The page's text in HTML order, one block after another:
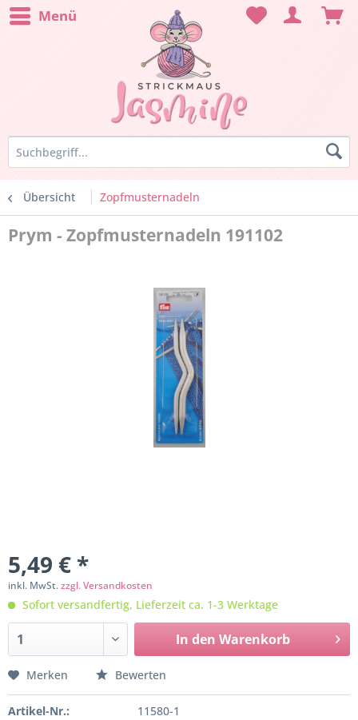
Menü
Übersicht Zopfmusternadeln
Prym - Zopfmusternadeln 191102
5,49 € *
inkl. MwSt.zzgl. Versandkosten
Sofort versandfertig, Lieferzeit ca. 1-3 Werktage
In den Warenkorb
Merken Bewerten
Artikel-Nr.: 11580-1